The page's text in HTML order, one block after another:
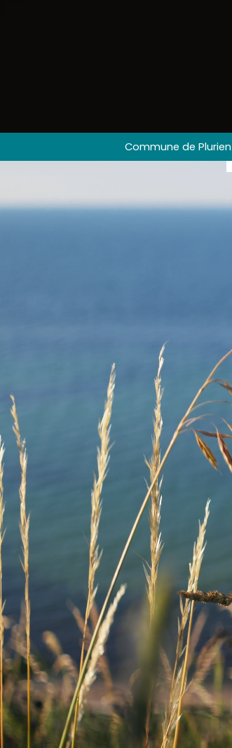
Commune de Plurien